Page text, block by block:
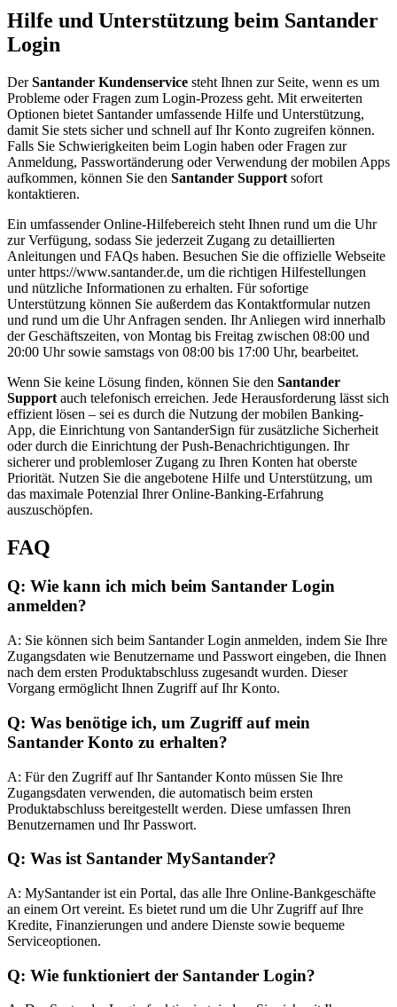
Hilfe und Unterstützung beim Santander
Login
DerSantander Kundenservice steht Ihnen zur Seite, wenn es um
Probleme oder Fragen zum Login-Prozess geht. Mit erweiterten
Optionen bietet Santander umfassende Hilfe und Unterstützung,
damit Sie stets sicher und schnell auf Ihr Konto zugreifen können.
Falls Sie Schwierigkeiten beim Login haben oder Fragen zur
Anmeldung, Passwortänderung oder Verwendung der mobilen Apps
aufkommen, können Sie den Santander Support sofort
kontaktieren.
Ein umfassender Online-Hilfebereich steht Ihnen rund um die Uhr
zur Verfügung, sodass Sie jederzeit Zugang zu detaillierten
Anleitungen und FAQs haben. Besuchen Sie die offizielle Webseite
unter https://www.santander.de, um die richtigen Hilfestellungen
und nützliche Informationen zu erhalten. Für sofortige
Unterstützung können Sie außerdem das Kontaktformular nutzen
und rund um die Uhr Anfragen senden. Ihr Anliegen wird innerhalb
der Geschäftszeiten, von Montag bis Freitag zwischen 08:00 und
20:00 Uhr sowie samstags von 08:00 bis 17:00 Uhr, bearbeitet.
Wenn Sie keine Lösung finden, können Sie den Santander
Support auch telefonisch erreichen. Jede Herausforderung lässt sich
effizient lösen – sei es durch die Nutzung der mobilen Banking-
App, die Einrichtung von SantanderSign für zusätzliche Sicherheit
oder durch die Einrichtung der Push-Benachrichtigungen. Ihr
sicherer und problemloser Zugang zu Ihren Konten hat oberste
Priorität. Nutzen Sie die angebotene Hilfe und Unterstützung, um
das maximale Potenzial Ihrer Online-Banking-Erfahrung
auszuschöpfen.
FAQ
Q: Wie kann ich mich beim Santander Login
anmelden?
A: Sie können sich beim Santander Login anmelden, indem Sie Ihre
Zugangsdaten wie Benutzername und Passwort eingeben, die Ihnen
nach dem ersten Produktabschluss zugesandt wurden. Dieser
Vorgang ermöglicht Ihnen Zugriff auf Ihr Konto.
Q: Was benötige ich, um Zugriff auf mein
Santander Konto zu erhalten?
A: Für den Zugriff auf Ihr Santander Konto müssen Sie Ihre
Zugangsdaten verwenden, die automatisch beim ersten
Produktabschluss bereitgestellt werden. Diese umfassen Ihren
Benutzernamen und Ihr Passwort.
Q: Was ist Santander MySantander?
A: MySantander ist ein Portal, das alle Ihre Online-Bankgeschäfte
an einem Ort vereint. Es bietet rund um die Uhr Zugriff auf Ihre
Kredite, Finanzierungen und andere Dienste sowie bequeme
Serviceoptionen.
Q: Wie funktioniert der Santander Login?